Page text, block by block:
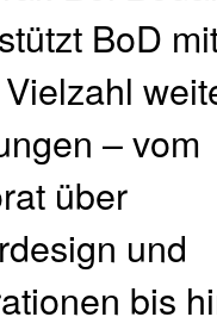
BoD
– vom
über
und
bis